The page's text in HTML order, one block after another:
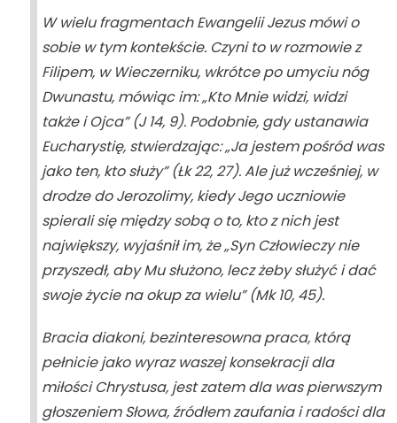
W wielu fragmentach Ewangelii Jezus mówi o
sobie w tym kontekście. Czyni to w rozmowie z
Filipem, w Wieczerniku, wkrótce po umyciu nóg
Dwunastu, mówiąc im: „Kto Mnie widzi, widzi
także i Ojca” (J14, 9). Podobnie, gdy ustanawia
Eucharystię, stwierdzając: „Ja jestem pośród was
jako ten, kto służy” (Łk22, 27). Ale już wcześniej, w
drodze do Jerozolimy, kiedy Jego uczniowie
spierali się między sobą o to, kto z nich jest
największy, wyjaśnił im, że „Syn Człowieczy nie
przyszedł, aby Mu służono, lecz żeby służyć i dać
swoje życie na okup za wielu” (Mk10, 45).
Bracia diakoni, bezinteresowna praca, którą
pełnicie jako wyraz waszej konsekracji dla
miłości Chrystusa, jest zatem dla was pierwszym
głoszeniem Słowa, źródłem zaufania i radości dla